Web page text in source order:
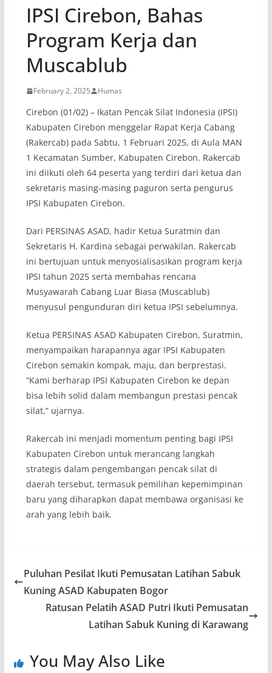
IPSI Cirebon, Bahas
Program Kerja dan
Muscablub
February 2, 2025 Humas
Cirebon (01/02) – Ikatan Pencak Silat Indonesia (IPSI)
Kabupaten Cirebon menggelar Rapat Kerja Cabang
(Rakercab) pada Sabtu, 1 Februari 2025, di Aula MAN
1 Kecamatan Sumber, Kabupaten Cirebon. Rakercab
ini diikuti oleh 64 peserta yang terdiri dari ketua dan
sekretaris masing-masing paguron serta pengurus
IPSI Kabupaten Cirebon.
Dari PERSINAS ASAD, hadir Ketua Suratmin dan
Sekretaris H. Kardina sebagai perwakilan. Rakercab
ini bertujuan untuk menyosialisasikan program kerja
IPSI tahun 2025 serta membahas rencana
Musyawarah Cabang Luar Biasa (Muscablub)
menyusul pengunduran diri ketua IPSI sebelumnya.
Ketua PERSINAS ASAD Kabupaten Cirebon, Suratmin,
menyampaikan harapannya agar IPSI Kabupaten
Cirebon semakin kompak, maju, dan berprestasi.
“Kami berharap IPSI Kabupaten Cirebon ke depan
bisa lebih solid dalam membangun prestasi pencak
silat,” ujarnya.
Rakercab ini menjadi momentum penting bagi IPSI
Kabupaten Cirebon untuk merancang langkah
strategis dalam pengembangan pencak silat di
daerah tersebut, termasuk pemilihan kepemimpinan
baru yang diharapkan dapat membawa organisasi ke
arah yang lebih baik.
Puluhan Pesilat Ikuti Pemusatan Latihan Sabuk
Kuning ASAD Kabupaten Bogor
Ratusan Pelatih ASAD Putri Ikuti Pemusatan
Latihan Sabuk Kuning di Karawang
You May Also Like